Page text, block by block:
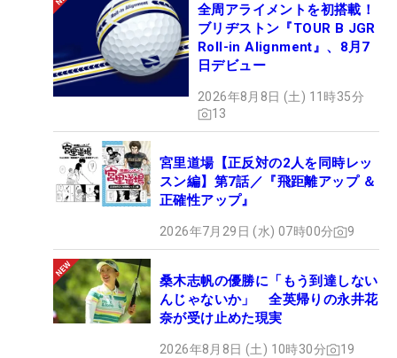
全周アライメントを初搭載！
ブリヂストン『TOUR B JGR
Roll-in Alignment』、8月7
日デビュー
2026年8月8日 (土) 11時35分
13
宮里道場【正反対の2人を同時レッ
スン編】第7話／『飛距離アップ ＆
正確性アップ』
2026年7月29日 (水) 07時00分 9
桑木志帆の優勝に「もう到達しない
んじゃないか」 全英帰りの永井花
奈が受け止めた現実
2026年8月8日 (土) 10時30分 19